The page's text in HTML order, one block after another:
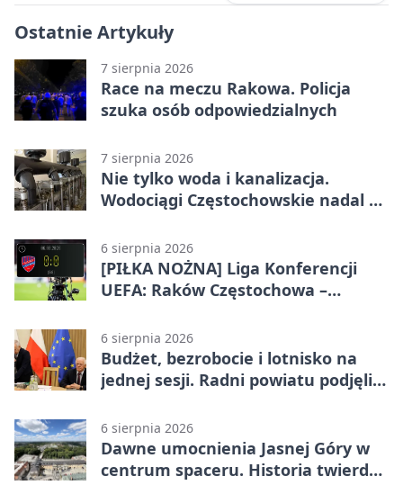
Ostatnie Artykuły
7 sierpnia 2026
Race na meczu Rakowa. Policja
szuka osób odpowiedzialnych
7 sierpnia 2026
Nie tylko woda i kanalizacja.
Wodociągi Częstochowskie nadal w
6 sierpnia 2026
[PIŁKA NOŻNA] Liga Konferencji
UEFA: Raków Częstochowa –
meczu III rundy eliminacji
6 sierpnia 2026
Budżet, bezrobocie i lotnisko na
jednej sesji. Radni powiatu podjęli
6 sierpnia 2026
Dawne umocnienia Jasnej Góry w
centrum spaceru. Historia twierdzy